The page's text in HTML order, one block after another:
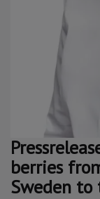
berries
Sweden